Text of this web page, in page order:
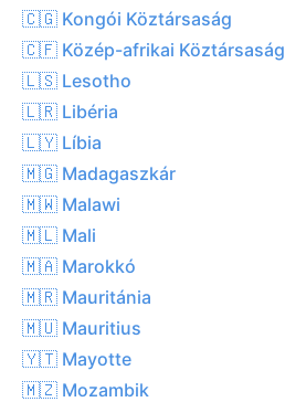
🇨🇬 Kongói Köztársaság
🇨🇫 Közép-afrikai Köztársaság
🇱🇸 Lesotho
🇱🇷 Libéria
🇱🇾 Líbia
🇲🇬 Madagaszkár
🇲🇼 Malawi
🇲🇱 Mali
🇲🇦 Marokkó
🇲🇷 Mauritánia
🇲🇺 Mauritius
🇾🇹 Mayotte
🇲🇿 Mozambik